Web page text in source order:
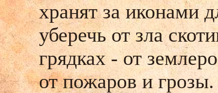
хранят за иконами
уберечь от зла
грядках - от
от пожаров и